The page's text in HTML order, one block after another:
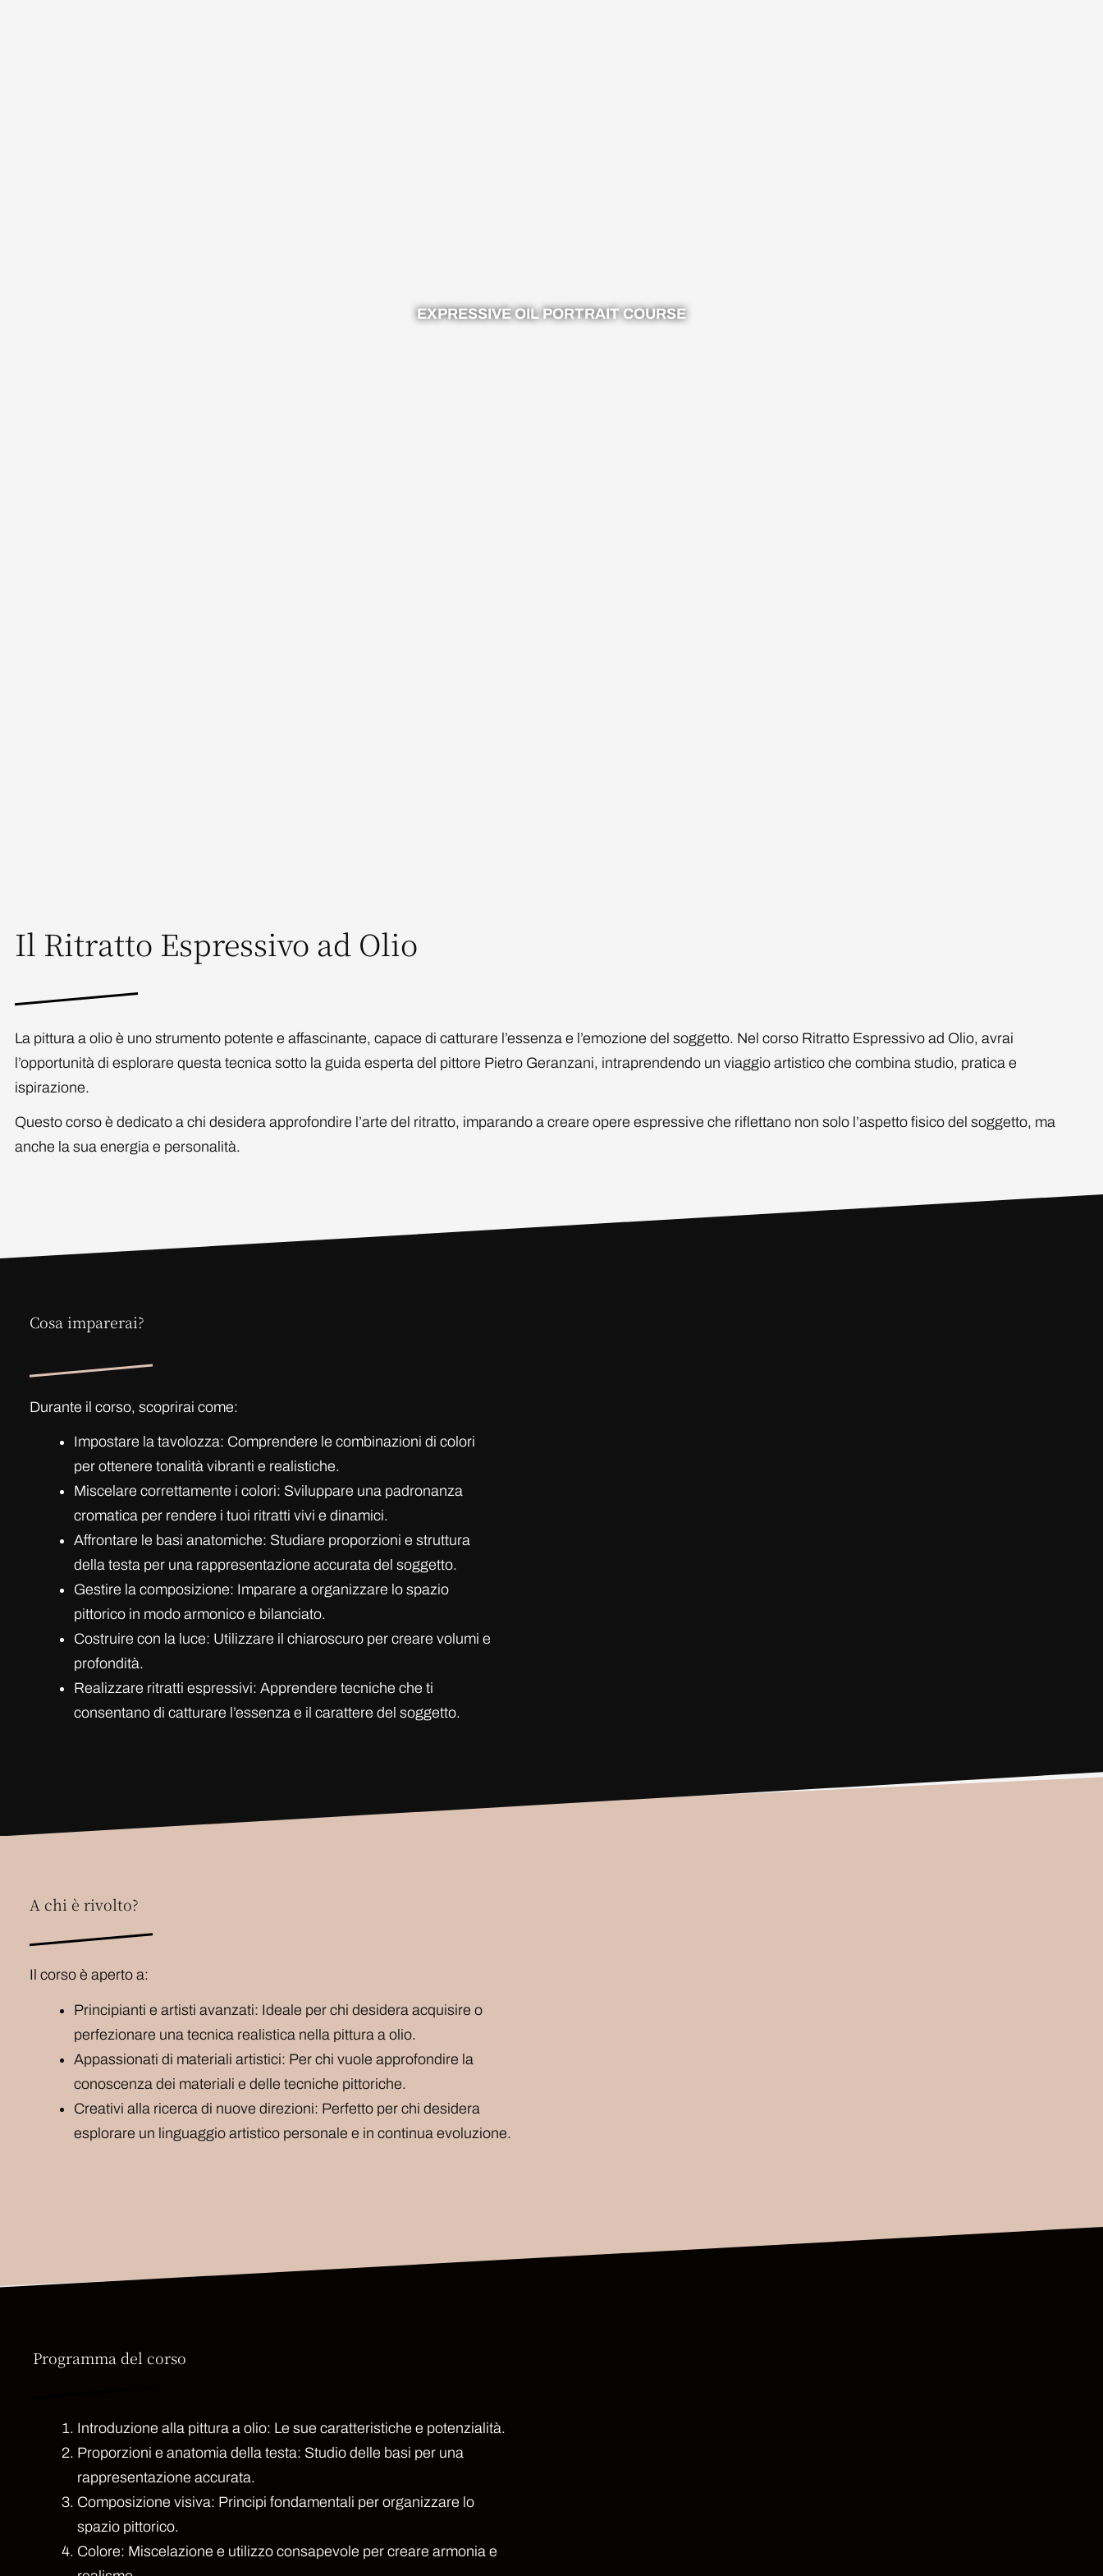
EXPRESSIVE OIL PORTRAIT COURSE
Il Ritratto Espressivo ad Olio
La pittura a olio è uno strumento potente e affascinante, capace di catturare l’essenza e l’emozione del soggetto. Nel corso Ritratto Espressivo ad Olio, avrai
l’opportunità di esplorare questa tecnica sotto la guida esperta del pittore Pietro Geranzani, intraprendendo un viaggio artistico che combina studio, pratica e
ispirazione.
Questo corso è dedicato a chi desidera approfondire l’arte del ritratto, imparando a creare opere espressive che riflettano non solo l’aspetto fisico del soggetto, ma
anche la sua energia e personalità.
Cosa imparerai?
Durante il corso, scoprirai come:
Impostare la tavolozza: Comprendere le combinazioni di colori
per ottenere tonalità vibranti e realistiche.
Miscelare correttamente i colori: Sviluppare una padronanza
cromatica per rendere i tuoi ritratti vivi e dinamici.
Affrontare le basi anatomiche: Studiare proporzioni e struttura
della testa per una rappresentazione accurata del soggetto.
Gestire la composizione: Imparare a organizzare lo spazio
pittorico in modo armonico e bilanciato.
Costruire con la luce: Utilizzare il chiaroscuro per creare volumi e
profondità.
Realizzare ritratti espressivi: Apprendere tecniche che ti
consentano di catturare l’essenza e il carattere del soggetto.
A chi è rivolto?
Il corso è aperto a:
Principianti e artisti avanzati: Ideale per chi desidera acquisire o
perfezionare una tecnica realistica nella pittura a olio.
Appassionati di materiali artistici: Per chi vuole approfondire la
conoscenza dei materiali e delle tecniche pittoriche.
Creativi alla ricerca di nuove direzioni: Perfetto per chi desidera
esplorare un linguaggio artistico personale e in continua evoluzione.
Programma del corso
Introduzione alla pittura a olio: Le sue caratteristiche e potenzialità.
Proporzioni e anatomia della testa: Studio delle basi per una
rappresentazione accurata.
Composizione visiva: Principi fondamentali per organizzare lo
spazio pittorico.
Colore: Miscelazione e utilizzo consapevole per creare armonia e